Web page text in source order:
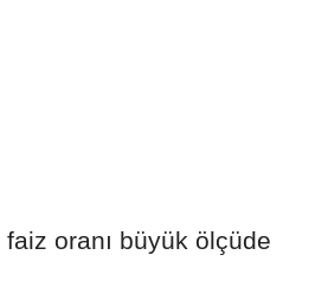
faiz oranı büyük ölçüde